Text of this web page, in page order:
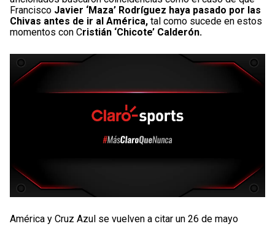
Francisco Javier ‘Maza’ Rodríguez haya pasado por las
Chivas antes de ir al América, tal como sucede en estos
momentos con Cristián ‘Chicote’ Calderón.
América y Cruz Azul se vuelven a citar un 26 de mayo